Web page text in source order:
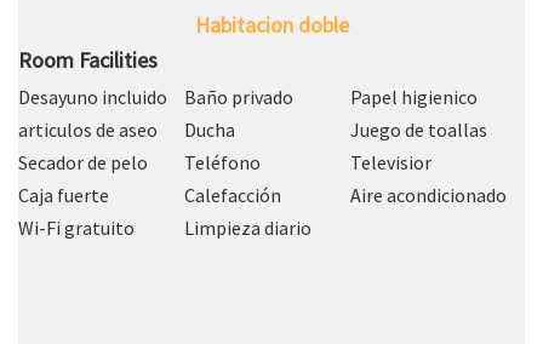
Habitacion doble
Room Facilities
Desayuno incluido Baño privado
Papel higienico
articulos de aseo
Ducha
Juego de toallas
Secador de pelo
Teléfono
Televisior
Caja fuerte
Calefacción
Aire acondicionado
Wi-Fi gratuito
Limpieza diario